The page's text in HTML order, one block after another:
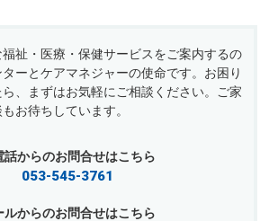
祉・医療・保健サービスをご案内するの
ーとケアマネジャーの使命です。お困り
、まずはお気軽にご相談ください。ご家
お待ちしています。
話からのお問合せはこちら
053-545-3761
ルからのお問合せはこちら